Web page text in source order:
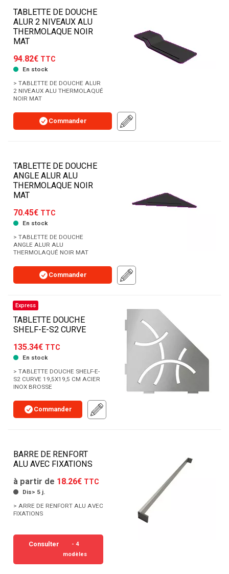
TABLETTE DE DOUCHE
ALUR 2 NIVEAUX ALU
THERMOLAQUE NOIR
MAT
94.82€ TTC
En stock
> TABLETTE DE DOUCHE ALUR
2 NIVEAUX ALU THERMOLAQUÉ
NOIR MAT
Commander
TABLETTE DE DOUCHE
ANGLE ALUR ALU
THERMOLAQUE NOIR
MAT
70.45€ TTC
En stock
> TABLETTE DE DOUCHE
ANGLE ALUR ALU
THERMOLAQUÉ NOIR MAT
Commander
Express
TABLETTE DOUCHE
SHELF-E-S2 CURVE
135.34€ TTC
En stock
> TABLETTE DOUCHE SHELF-E-
S2 CURVE 19,5X19,5 CM ACIER
INOX BROSSE
Commander
BARRE DE RENFORT
ALU AVEC FIXATIONS
à partir de 18.26€ TTC
Dis> 5 j.
> ARRE DE RENFORT ALU AVEC
FIXATIONS
Consulter
- 4
modèles